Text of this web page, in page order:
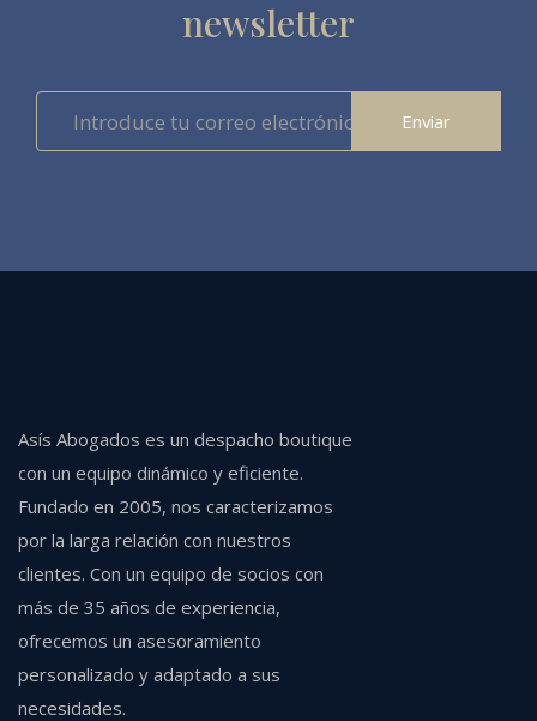
newsletter
Enviar
Asís Abogados es un despacho boutique
con un equipo dinámico y eficiente.
Fundado en 2005, nos caracterizamos
por la larga relación con nuestros
clientes. Con un equipo de socios con
más de 35 años de experiencia,
ofrecemos un asesoramiento
personalizado y adaptado a sus
necesidades.